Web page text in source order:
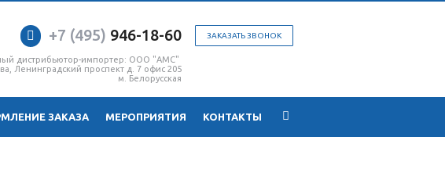
ЗАКАЗАТЬ ЗВОНОК
+7 (495) 946-18-60
дистрибьютор-импортер: ООО "АМС"
Ленинградский проспект д. 7 офис 205
м. Белорусская
ЗАКАЗА МЕРОПРИЯТИЯ КОНТАКТЫ